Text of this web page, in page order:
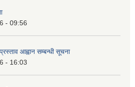
- 09:56
आह्वान सम्बन्धी सूचना
- 16:03